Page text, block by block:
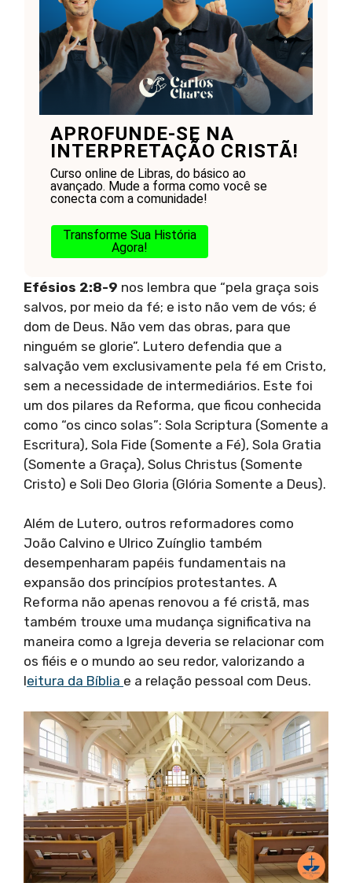
APROFUNDE-SE NA
INTERPRETAÇÃO CRISTÃ!
Curso online de Libras, do básico ao
avançado. Mude a forma como você se
conecta com a comunidade!
Transforme Sua História
Agora!
Efésios 2:8-9 nos lembra que “pela graça sois
salvos, por meio da fé; e isto não vem de vós; é
dom de Deus. Não vem das obras, para que
ninguém se glorie”. Lutero defendia que a
salvação vem exclusivamente pela fé em Cristo,
sem a necessidade de intermediários. Este foi
um dos pilares da Reforma, que ficou conhecida
como “os cinco solas”: Sola Scriptura (Somente a
Escritura), Sola Fide (Somente a Fé), Sola Gratia
(Somente a Graça), Solus Christus (Somente
Cristo) e Soli Deo Gloria (Glória Somente a Deus).
Além de Lutero, outros reformadores como
João Calvino e Ulrico Zuínglio também
desempenharam papéis fundamentais na
expansão dos princípios protestantes. A
Reforma não apenas renovou a fé cristã, mas
também trouxe uma mudança significativa na
maneira como a Igreja deveria se relacionar com
os fiéis e o mundo ao seu redor, valorizando a
leitura da Bíblia e a relação pessoal com Deus.